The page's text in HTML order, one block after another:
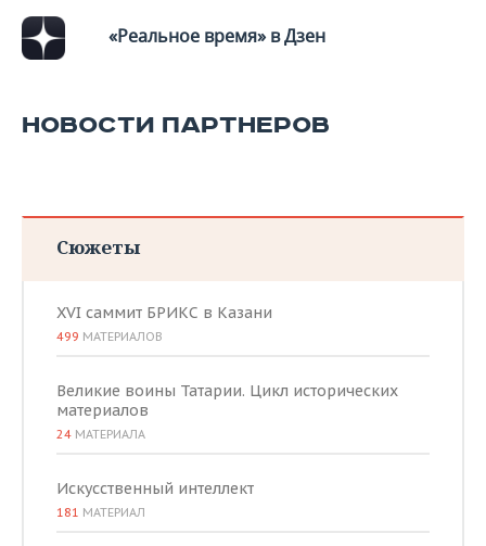
ВОДНЫЕ ВИДЫ СПОРТА
ОБРАЗОВАНИЕ«Реальное время» в Дзен
НОВОСТИ ПАРТНЕРОВ
Сюжеты
XVI саммит БРИКС в Казани
499 МАТЕРИАЛОВ
Великие воины Татарии. Цикл исторических
материалов
24 МАТЕРИАЛА
Искусственный интеллект
181 МАТЕРИАЛ